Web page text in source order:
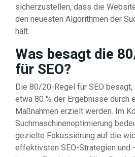
sicherzustellen, dass die
den neuesten Algorithmen der
hält.
Was besagt die
für SEO?
Die 80/20-Regel für SEO
etwa 80 % der Ergebnisse durch
Maßnahmen erzielt werden. Im
Suchmaschinenoptimierung
gezielte Fokussierung auf die
effektivsten SEO-Strategien und